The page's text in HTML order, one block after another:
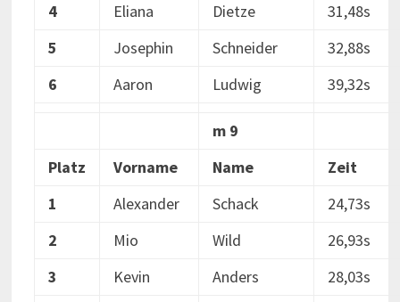
4
Eliana Dietze
31,48s
5
Josephin Schneider
32,88s
6
Aaron Ludwig 39,32s
m 9
Platz
Vorname Name
Zeit
1
Alexander Schack
24,73s
2
Mio Wild
26,93s
3
Kevin Anders
28,03s